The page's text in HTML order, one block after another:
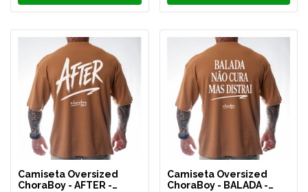
Camiseta Oversized
ChoraBoy - AFTER -
Camiseta Oversized
ChoraBoy - BALADA -